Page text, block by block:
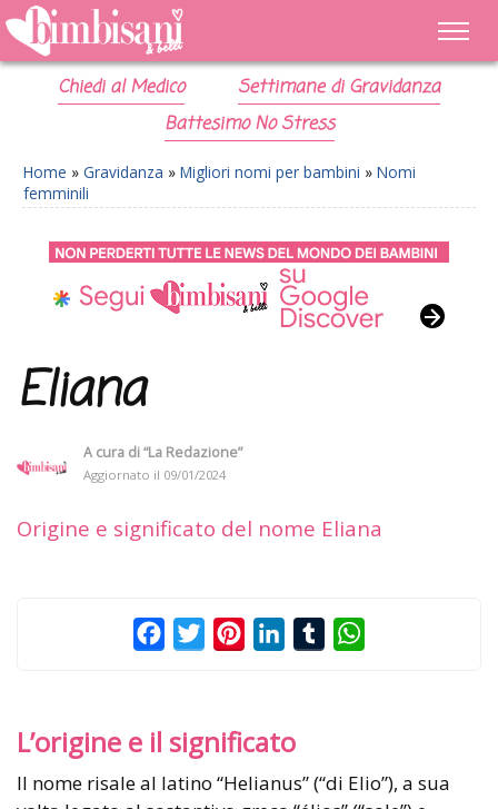
Chiedi al Medico
Settimane di Gravidanza
Battesimo No Stress
Home » Gravidanza » Migliori nomi per bambini » Nomi
femminili
Eliana
A cura di“La Redazione”
Aggiornato il 09/01/2024
Origine e significato del nome Eliana
FacebookTwitterPinterestLinkedInTumblr
L’origine e il significato
Il nome risale al latino “Helianus” (“di Elio”), a sua